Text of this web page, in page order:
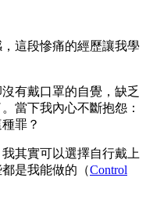
這段慘痛的經歷讓我學
有戴口罩的自覺，缺乏
當下我內心不斷抱怨：
罪？
其實可以選擇自行戴上
是我能做的（Control